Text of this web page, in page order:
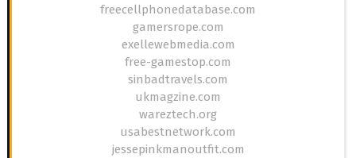
freecellphonedatabase.com
gamersrope.com
exellewebmedia.com
free-gamestop.com
sinbadtravels.com
ukmagzine.com
wareztech.org
usabestnetwork.com
jessepinkmanoutfit.com